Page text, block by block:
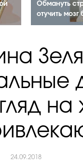
Обмануть
отучить мозг
на
24.09.2018